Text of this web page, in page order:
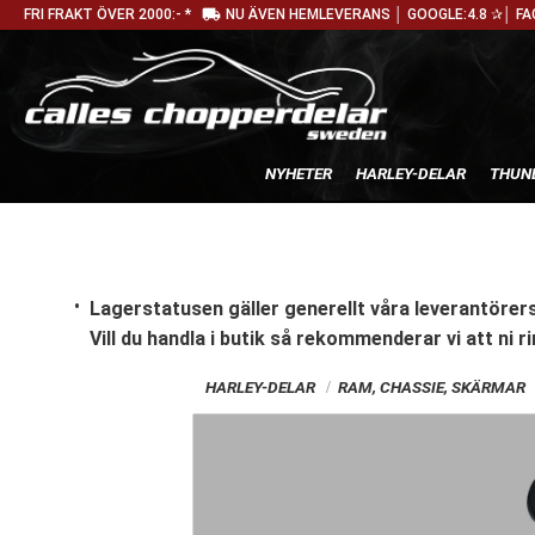
FRI FRAKT ÖVER 2000:- * local_shipping NU ÄVEN HEMLEVERANS │ GOOGLE:4.8 ✰│
NYHETER HARLEY-DELAR
Lagerstatusen gäller generellt våra
Vill du handla i butik så rekommenderar vi att ni
HARLEY-DELAR RAM, CHASSIE, SKÄRMAR